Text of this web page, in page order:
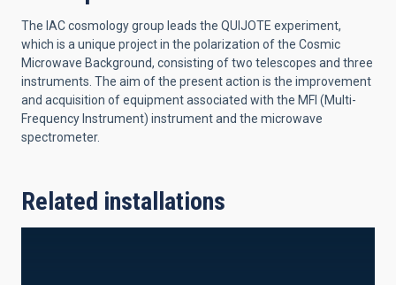
The IAC cosmology group leads the QUIJOTE experiment,
which is a unique project in the polarization of the Cosmic
Microwave Background, consisting of two telescopes and three
instruments. The aim of the present action is the improvement
and acquisition of equipment associated with the MFI (Multi-
Frequency Instrument) instrument and the microwave
spectrometer.
Related installations